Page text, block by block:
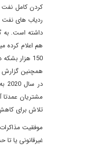
کردن کامل نفت
ردیاب های نفت
داشته است. به
مشتریان
تلاش برای
موفقیت
غیرقانونی یا